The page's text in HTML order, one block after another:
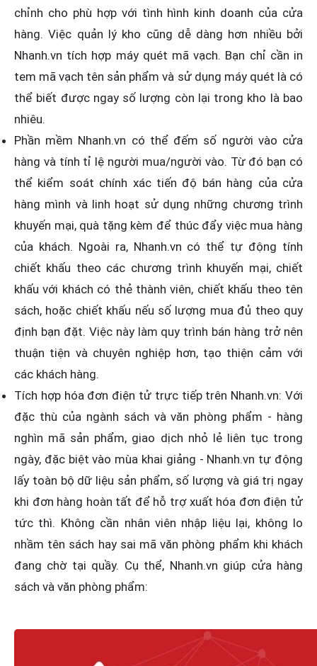
chỉnh cho phù hợp với tình hình kinh doanh của cửa
hàng. Việc quản lý kho cũng dễ dàng hơn nhiều bởi
Nhanh.vn tích hợp máy quét mã vạch. Bạn chỉ cần in
tem mã vạch tên sản phẩm và sử dụng máy quét là có
thể biết được ngay số lượng còn lại trong kho là bao
nhiêu.
Phần mềm Nhanh.vn có thể đếm số người vào cửa
hàng và tính tỉ lệ người mua/người vào. Từ đó bạn có
thể kiểm soát chính xác tiến độ bán hàng của cửa
hàng mình và linh hoạt sử dụng những chương trình
khuyến mại, quà tặng kèm để thúc đẩy việc mua hàng
của khách. Ngoài ra, Nhanh.vn có thể tự động tính
chiết khấu theo các chương trình khuyến mại, chiết
khấu với khách có thẻ thành viên, chiết khấu theo tên
sách, hoặc chiết khấu nếu số lượng mua đủ theo quy
định bạn đặt. Việc này làm quy trình bán hàng trở nên
thuận tiện và chuyên nghiệp hơn, tạo thiện cảm với
các khách hàng.
Tích hợp hóa đơn điện tử trực tiếp trên Nhanh.vn: Với
đặc thù của ngành sách và văn phòng phẩm - hàng
nghìn mã sản phẩm, giao dịch nhỏ lẻ liên tục trong
ngày, đặc biệt vào mùa khai giảng - Nhanh.vn tự động
lấy toàn bộ dữ liệu sản phẩm, số lượng và giá trị ngay
khi đơn hàng hoàn tất để hỗ trợ xuất hóa đơn điện tử
tức thì. Không cần nhân viên nhập liệu lại, không lo
nhầm tên sách hay sai mã văn phòng phẩm khi khách
đang chờ tại quầy. Cụ thể, Nhanh.vn giúp cửa hàng
sách và văn phòng phẩm: